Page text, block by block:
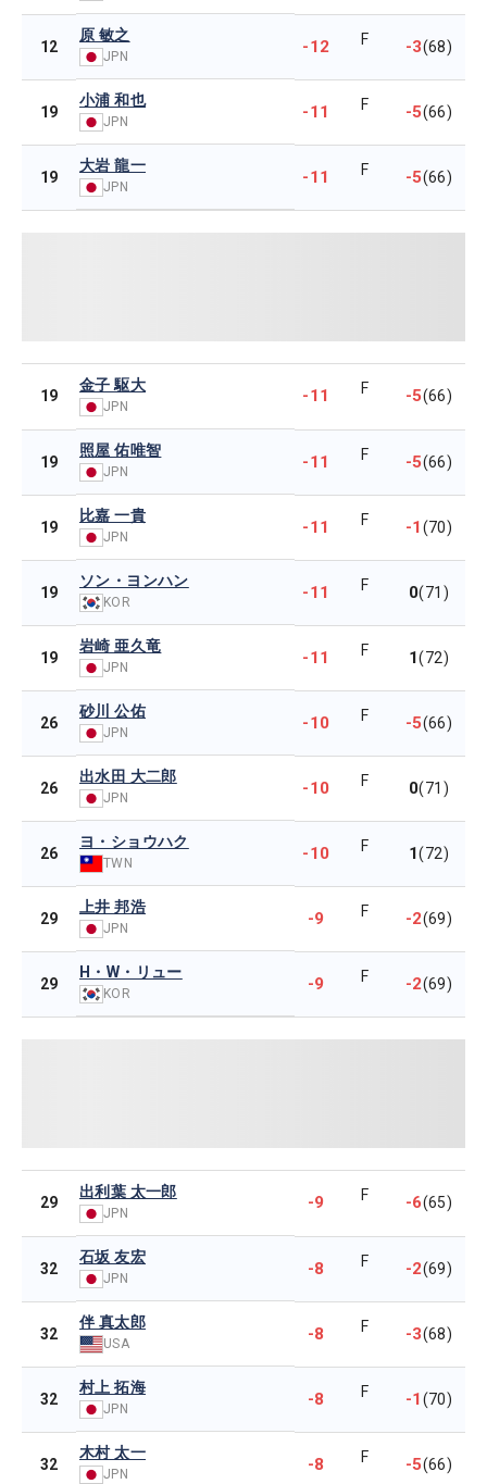
12
原 敏之
JPN -12 F -3(68)
19
小浦 和也
JPN -11 F -5(66)
19
大岩 龍一
JPN -11 F -5(66)
19
金子 駆大
JPN
-11 F -5(66)
19
照屋 佑唯智
JPN -11 F -5(66)
19
比嘉 一貴
JPN -11 F -1(70)
19
ソン・ヨンハン
KOR -11 F 0(71)
19
岩崎 亜久竜
JPN -11 F 1(72)
26
砂川 公佑
JPN -10 F -5(66)
26
出水田 大二郎
JPN -10 F 0(71)
26
ヨ・ショウハク
TWN -10 F 1(72)
29
上井 邦浩
JPN -9 F -2(69)
29
H・W・リュー
KOR -9 F -2(69)
29
出利葉 太一郎
JPN
-9 F -6(65)
32
石坂 友宏
JPN -8 F -2(69)
32
伴 真太郎
USA -8 F -3(68)
32
村上 拓海
JPN -8 F -1(70)
32
木村 太一
JPN -8 F -5(66)